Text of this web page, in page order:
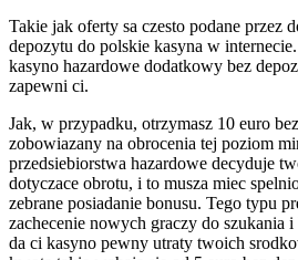
Takie jak oferty sa czesto podane przez
depozytu do polskie kasyna w
kasyno hazardowe dodatkowy bez
zapewni ci.
Jak, w przypadku, otrzymasz 10 euro
zobowiazany na obrocenia tej poziom
przedsiebiorstwa hazardowe decyduje
dotyczace obrotu, i to musza miec
zebrane posiadanie bonusu. Tego typu
zachecenie nowych graczy do szukania
da ci kasyno pewny utraty twoich